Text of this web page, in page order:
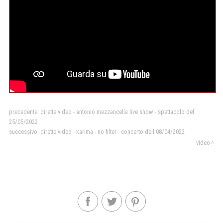
precedente: dirette video - antonio mezzancella live show - spettacolo del
25/05/2022
successivo: dirette video - karima - no filter - concerto dell'08/04/2022
video